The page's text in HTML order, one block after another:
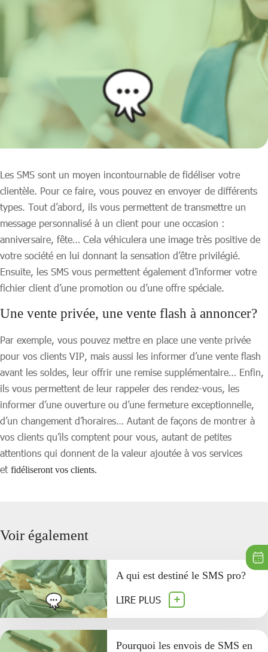
Les SMS sont un moyen incontournable de fidéliser votre
clientèle. Pour ce faire, vous pouvez en envoyer de différents
types. Tout d’abord, ils vous permettent de transmettre un
message personnalisé à un client pour une occasion :
anniversaire, fête… Cela véhiculera une image très positive de
votre société en lui donnant la sensation d’être privilégié.
Ensuite, les SMS vous permettent également d’informer votre
fichier client d’une promotion ou d’une offre spéciale.
Une vente privée, une vente flash à annoncer?
Par exemple, vous pouvez mettre en place une vente privée
pour vos clients VIP, mais aussi les informer d’une vente flash
avant les soldes, leur offrir une remise supplémentaire… Enfin,
ils vous permettent de leur rappeler des rendez-vous, les
informer d’une ouverture ou d’une fermeture exceptionnelle,
d’un changement d’horaires… Autant de façons de montrer à
vos clients qu’ils comptent pour vous, autant de petites
attentions qui donnent de la valeur ajoutée à vos services
et fidéliseront vos clients.
Voir également
A qui est destiné le SMS pro?
LIRE PLUS
Pourquoi les envois de SMS en